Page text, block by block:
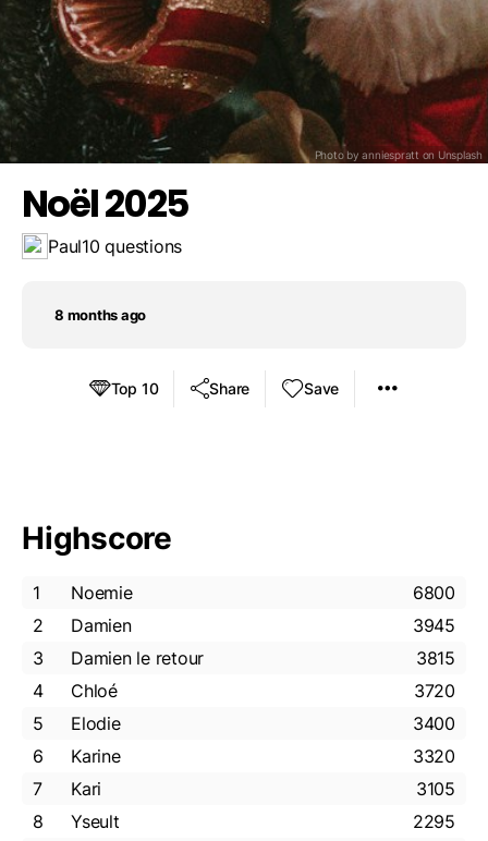
Photo by anniespratt onUnsplash
Ils mangent des sushis
Ils se déguisent en lutin
Ils mangent à KFC
Save result Challenge a friend
Noël 2025
Paul10 questions
Top 10 Share Save
8 months ago
Highscore
1 Noemie
6800
2
Damien
3945
3
Damien le retour
3815
4
Chloé
3720
5
Elodie
3400
6
Karine
3320
7
Kari
3105
8
Yseult
2295